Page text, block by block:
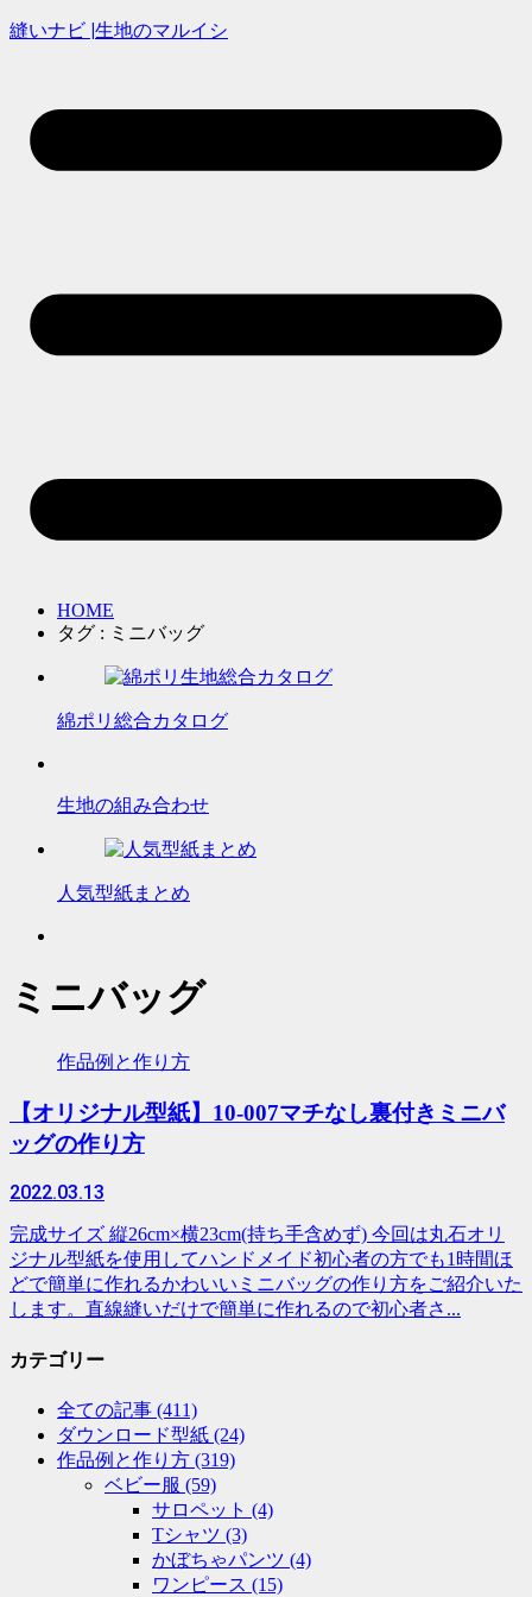
縫いナビ |生地のマルイシ
HOME
タグ : ミニバッグ
綿ポリ総合カタログ
生地の組み合わせ
人気型紙まとめ
ミニバッグ
作品例と作り方
【オリジナル型紙】10-007マチなし裏付きミニバ
ッグの作り方
2022.03.13
完成サイズ 縦26cm×横23cm(持ち手含めず) 今回は丸石オリ
ジナル型紙を使用してハンドメイド初心者の方でも1時間ほ
どで簡単に作れるかわいいミニバッグの作り方をご紹介いた
します。直線縫いだけで簡単に作れるので初心者さ...
カテゴリー
全ての記事 (411)
ダウンロード型紙 (24)
作品例と作り方 (319)
ベビー服 (59)
サロペット (4)
Tシャツ (3)
かぼちゃパンツ (4)
ワンピース (15)